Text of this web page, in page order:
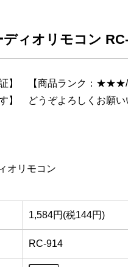
ィオリモコン RC-
証】 【商品ランク：★★★/
】 どうぞよろしくお願い
オリモコン
1,584円(税144円)
RC-914